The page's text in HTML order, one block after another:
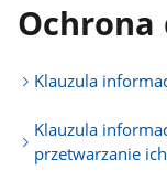
Ochrona
Klauzula
Klauzula
przetwarzanie